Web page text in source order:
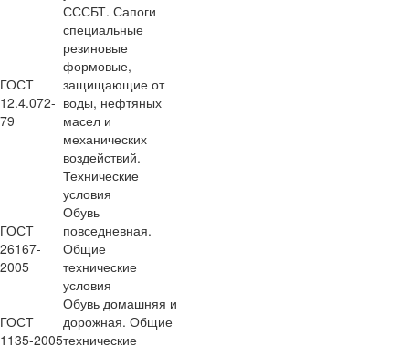
ГОСТ
12.4.072-
79
СССБТ. Сапоги
специальные
резиновые
формовые,
защищающие от
воды, нефтяных
масел и
механических
воздействий.
Технические
условия
ГОСТ
26167-
2005
Обувь
повседневная.
Общие
технические
условия
ГОСТ
1135-2005
Обувь домашняя и
дорожная. Общие
технические